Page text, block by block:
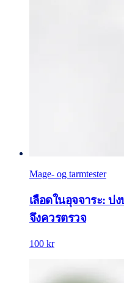
Mage- og tarmtester
เลือดในอุจจาระ: บ่
จึงควรตรวจ
100 kr